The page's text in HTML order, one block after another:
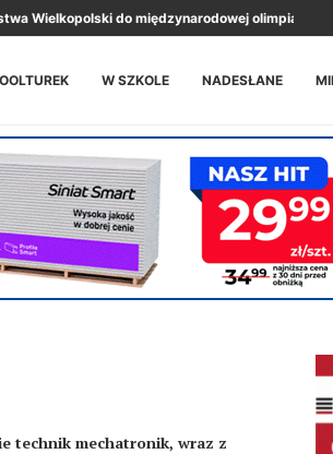
Wielkopolski do międzynarodowej olimpiady.
W SZKOLE NADESŁANE
technik mechatronik, wraz z